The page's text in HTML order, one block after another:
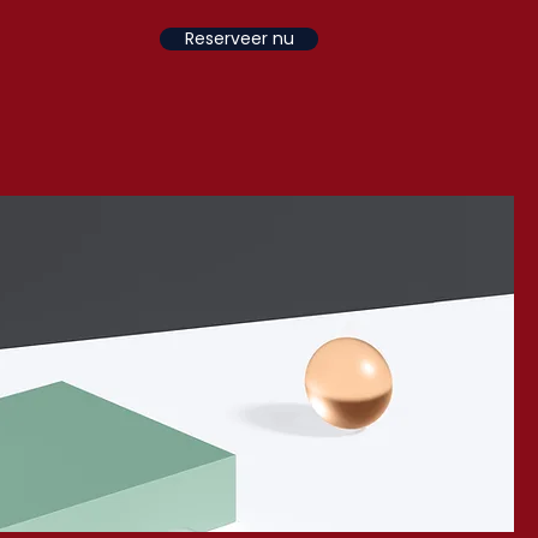
Reserveer nu